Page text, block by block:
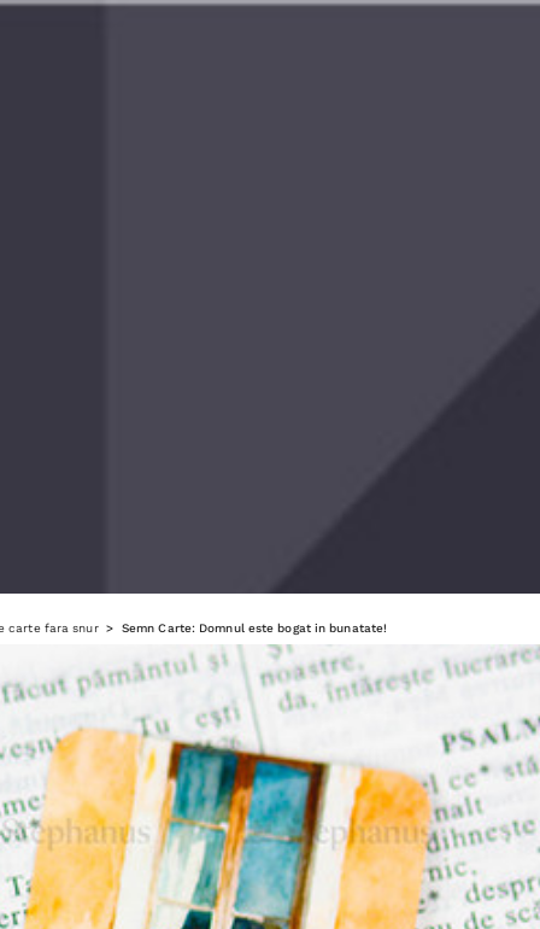
carte fara snur Semn Carte: Domnul este bogat in bunatate!